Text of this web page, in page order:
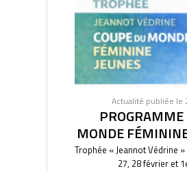
Actualité publiée le
PROGRAMME
MONDE
Trophée « Jeannot Védrine
27, 28 février et